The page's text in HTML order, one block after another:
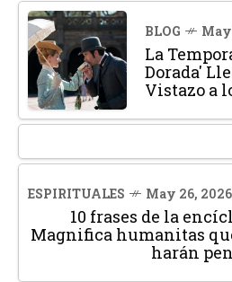
BLOG
La
Dorada'
Vistazo a
ESPIRITUALES May 26, 2026
10 frases de la
Magnifica humanitas
harán